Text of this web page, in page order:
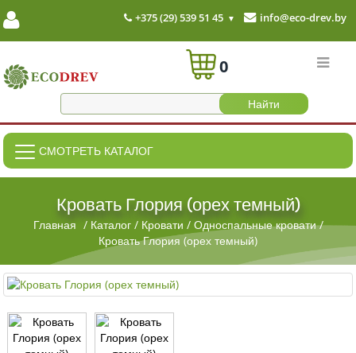
+375 (29) 539 51 45 info@eco-drev.by
0
СМОТРЕТЬ КАТАЛОГ
Кровать Глория (орех темный)
Главная / Каталог/ Кровати / Односпальные кровати/
Кровать Глория (орех темный)